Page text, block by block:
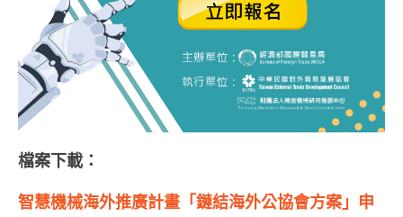
檔案下載：
智慧機械海外推廣計畫「鏈結海外公協會方案」申